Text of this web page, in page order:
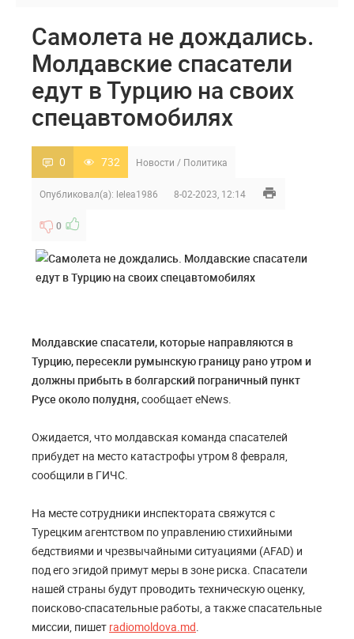
Самолета не дождались.
Молдавские спасатели
едут в Турцию на своих
спецавтомобилях
0 732 Новости / Политика
Опубликовал(а): lelea1986 8-02-2023, 12:14
0
Молдавские спасатели, которые направляются в
Турцию, пересекли румынскую границу рано утром и
должны прибыть в болгарский пограничный пункт
Русе около полудня,сообщает eNews.
Ожидается, что молдавская команда спасателей
прибудет на место катастрофы утром 8 февраля,
сообщили в ГИЧС.
На месте сотрудники инспектората свяжутся с
Турецким агентством по управлению стихийными
бедствиями и чрезвычайными ситуациями (AFAD) и
под его эгидой примут меры в зоне риска. Спасатели
нашей страны будут проводить техническую оценку,
поисково-спасательные работы, а также спасательные
миссии, пишет radiomoldova.md.